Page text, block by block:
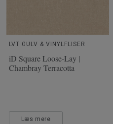
LVT GULV & VINYLFLISER
iD Square Loose-Lay |
Chambray Terracotta
Læs mere